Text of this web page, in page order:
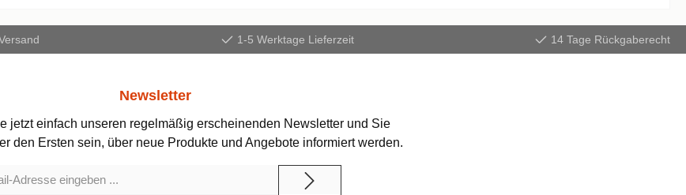
1-5 Werktage Lieferzeit 14 Tage Rückgaberecht
Newsletter
jetzt einfach unseren regelmäßig erscheinenden Newsletter und Sie
den Ersten sein, über neue Produkte und Angebote informiert werden.